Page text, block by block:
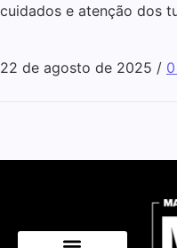
cuidados e atenção dos
22 de agosto de 2025 /